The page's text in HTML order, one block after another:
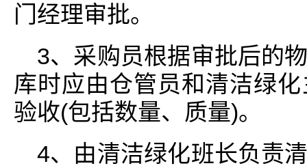
门经理审批。
3、采购员根据审批后的
库时应由仓管员和清洁绿
验收(包括数量、质量)。
4、由清洁绿化班长负责